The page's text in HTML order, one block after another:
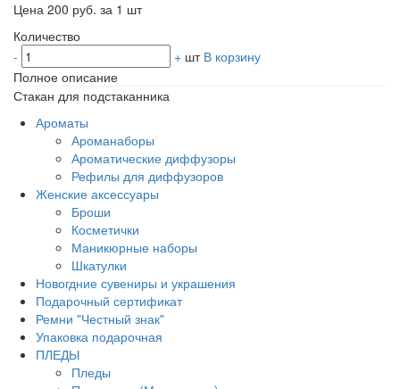
Цена 200 руб. за 1 шт
Количество
-
+ шт В корзину
Полное описание
Стакан для подстаканника
Ароматы
Ароманаборы
Ароматические диффузоры
Рефилы для диффузоров
Женские аксессуары
Броши
Косметички
Маникюрные наборы
Шкатулки
Новогдние сувениры и украшения
Подарочный сертификат
Ремни "Честный знак"
Упаковка подарочная
ПЛЕДЫ
Пледы